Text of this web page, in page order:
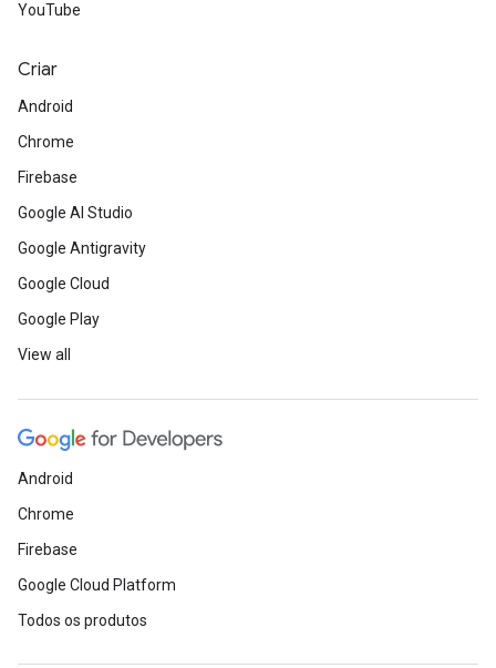
YouTube
Criar
Android
Chrome
Firebase
Google AI Studio
Google Antigravity
Google Cloud
Google Play
View all
Android
Chrome
Firebase
Google Cloud Platform
Todos os produtos